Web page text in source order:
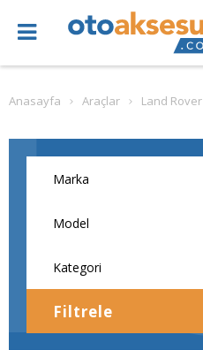
Anasayfa Araçlar Land Rover
Filtrele